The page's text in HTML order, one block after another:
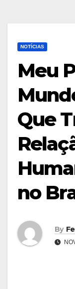
NOTÍCIAS
Meu
Que
no
By